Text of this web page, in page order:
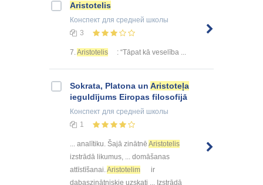
Aristotelis
Конспект для средней школы
3
7.Aristotelis : “Tāpat kā veselība ...
Sokrata, Platona un Aristoteļa
ieguldījums Eiropas filosofijā
Конспект для средней школы
1
... analītiku. Šajā zinātnē Aristotelis
izstrādā likumus, ... domāšanas
attīstīšanai.Aristotelim
ir
dabaszinātniskie uzskati ... Izstrādā